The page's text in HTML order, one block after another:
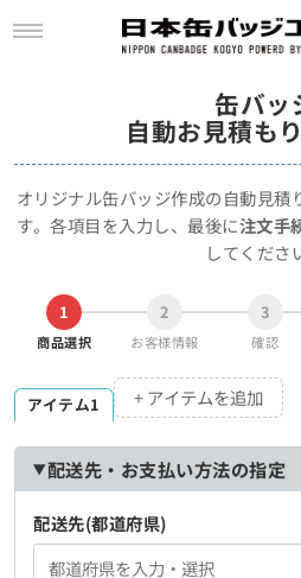
缶バッ
自動お見積も
オリジナル缶バッジ作成の自動見積
す。各項目を入力し、最後に注文手
してくださ
1
商品選択
2
お客様情報
3
確認
アイテム1 + アイテムを追加
配送先・お支払い方法の指定
配送先(都道府県)